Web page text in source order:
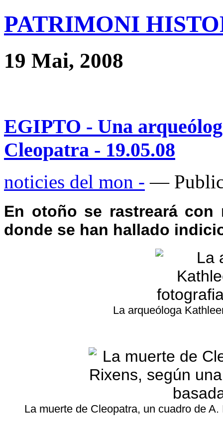
PATRIMONI
19 Mai, 2008
EGIPTO - Una
Cleopatra - 19.05.08
noticies del mon - —
En otoño se rastreará
donde se han hallado
La arqueóloga
La muerte de Cleopatra, un cuadro de